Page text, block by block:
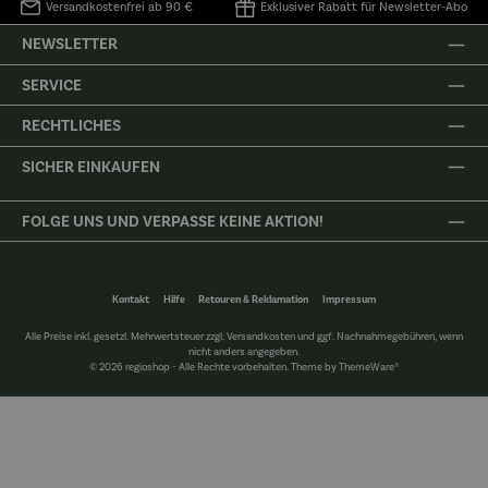
Versandkostenfrei ab 90 € Exklusiver Rabatt für Newsletter-Abo
NEWSLETTER
SERVICE
RECHTLICHES
SICHER EINKAUFEN
FOLGE UNS UND VERPASSE KEINE AKTION!
Kontakt Hilfe Retouren & Reklamation Impressum
Alle Preise inkl. gesetzl. Mehrwertsteuer zzgl.Versandkostenund ggf. Nachnahmegebühren, wenn
nicht anders angegeben.
© 2026 regioshop - Alle Rechte vorbehalten. Theme byThemeWare®